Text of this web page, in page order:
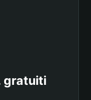
gratuiti